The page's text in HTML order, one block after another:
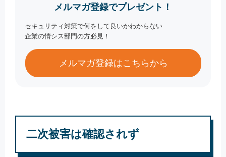
メルマガ登録でプレゼント！
セキュリティ対策で何をして良いかわからない
企業の情シス部門の方必見！
メルマガ登録はこちらから
二次被害は確認されず